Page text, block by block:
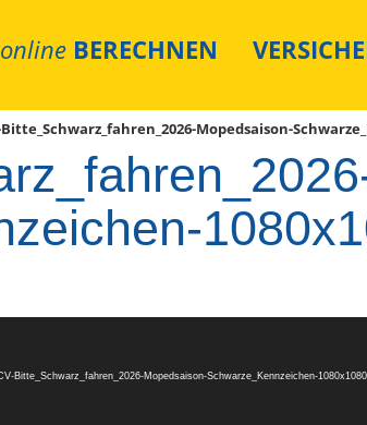
online BERECHNEN
Bitte_Schwarz_fahren_2026-Mopedsaison-
Mopedsaison-Schwarze_Kennzeichen-